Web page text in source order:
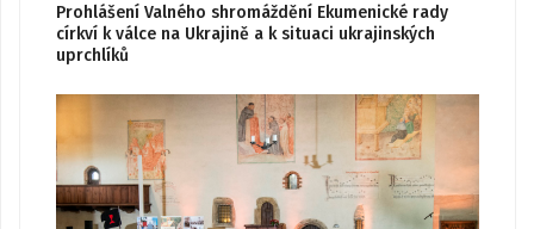
Prohlášení Valného shromáždění Ekumenické rady
církví k válce na Ukrajině a k situaci ukrajinských
uprchlíků